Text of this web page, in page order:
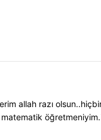
allah razı